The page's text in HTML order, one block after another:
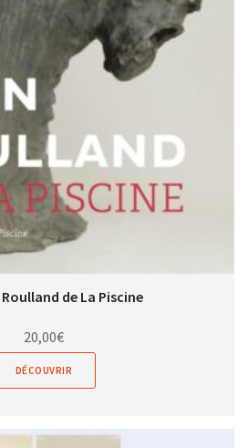
de La Piscine
20,00€
DÉCOUVRIR